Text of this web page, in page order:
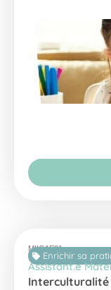
MIICAE21
Enrichir sa
Assistant.e
Interculturalité